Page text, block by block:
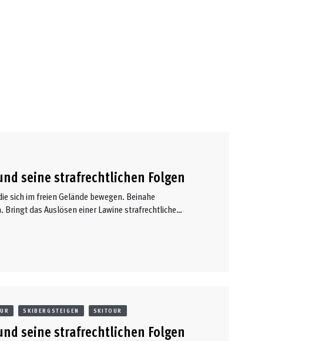
seine strafrechtlichen Folgen
sich im freien Gelände bewegen. Beinahe
das Auslösen einer Lawine strafrechtliche
SKIBERGSTEIGEN SKITOUR
seine strafrechtlichen Folgen